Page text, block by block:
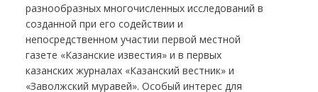
разнообразных многочисленных исследований в
созданной при его содействии и
непосредственном участии первой местной
газете «Казанские известия» и в первых
казанских журналах «Казанский вестник» и
«Заволжский муравей». Особый интерес для